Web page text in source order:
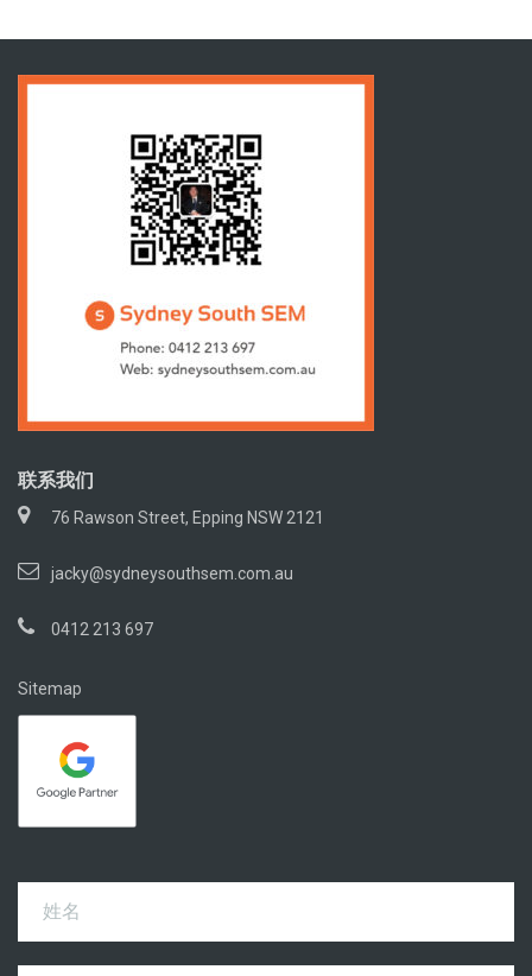
联系我们
76 Rawson Street, Epping NSW 2121
jacky@sydneysouthsem.com.au
0412 213 697
Sitemap